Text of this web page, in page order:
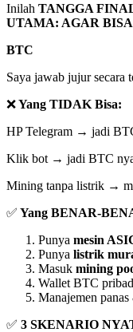
Inilah TANGGA
UTAMA: AGAR
BTC
Saya jawab jujur secara
❌Yang TIDAK Bisa:
HP Telegram → jadi
Klik bot → jadi BTC
Mining tanpa listrik →
✅ Yang BENAR-
Punya mesin
Punya listrik
Masuk mining
Wallet BTC
Manajemen panas
✅ 3 SKENARIO